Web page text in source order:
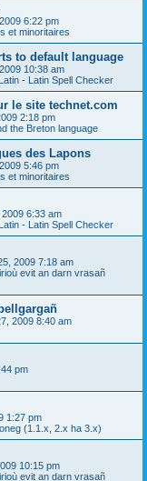
6:22 pm
et minoritaires
to default language
10:38 am
- Latin Spell Checker
le site technet.com
2:18 pm
the Breton language
des Lapons
5:46 pm
et minoritaires
6:33 am
- Latin Spell Checker
2009 7:18 am
evit an darn vrasañ
2009 8:40 am
pm
1:27 pm
(1.1.x, 2.x ha 3.x)
10:15 pm
evit an darn vrasañ